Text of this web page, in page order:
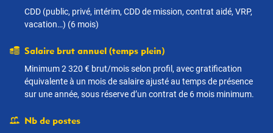
CDD (public, privé, intérim, CDD de mission, contrat aidé, VRP,
vacation…) (6 mois)
Salaire brut annuel (temps plein)
Minimum 2 320 € brut/mois selon profil, avec gratification
équivalente à un mois de salaire ajusté au temps de présence
sur une année, sous réserve d’un contrat de 6 mois minimum.
Nb de postes